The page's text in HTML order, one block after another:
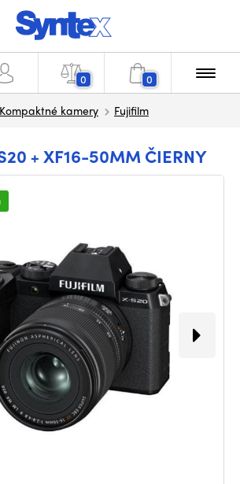
0 0
Kompaktné kamery Fujifilm
+ XF16-50MM ČIERNY